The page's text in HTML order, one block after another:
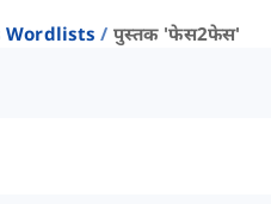
Wordlists पुस्तक 'फेस2फेस'